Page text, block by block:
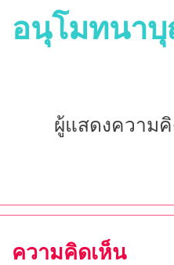
อนุโมทนา
ผู้แสดงความ
ความคิดเห็น